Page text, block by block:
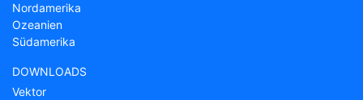
Nordamerika
Ozeanien
Südamerika
DOWNLOADS
Vektor